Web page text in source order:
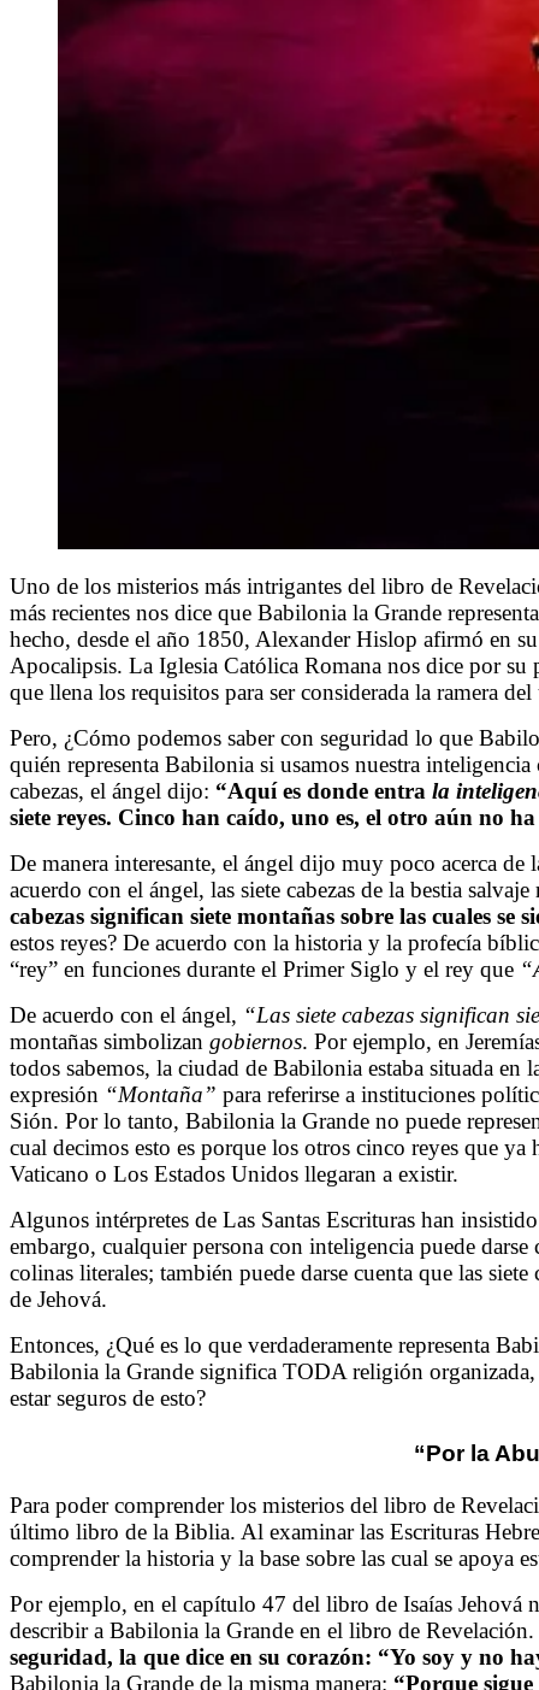
Uno de los misterios más intrigantes del libro de
más recientes nos dice que Babilonia la Grande
hecho, desde el año 1850, Alexander Hislop afirmó en
Apocalipsis. La Iglesia Católica Romana nos dice por su
que llena los requisitos para ser considerada la ramera
Pero, ¿Cómo podemos saber con seguridad lo que
quién representa Babilonia si usamos nuestra
cabezas, el ángel dijo: “Aquí es donde entra la
siete reyes. Cinco han caído, uno es, el otro aún no
De manera interesante, el ángel dijo muy poco acerca
acuerdo con el ángel, las siete cabezas de la bestia
cabezas significan siete montañas sobre las cuales se
estos reyes? De acuerdo con la historia y la profecía
“rey” en funciones durante el Primer Siglo y el rey que
De acuerdo con el ángel, “Las siete cabezas significan
montañas simbolizan gobiernos. Por ejemplo, en
todos sabemos, la ciudad de Babilonia estaba situada
expresión “Montaña” para referirse a instituciones
Sión. Por lo tanto, Babilonia la Grande no puede
cual decimos esto es porque los otros cinco reyes que
Vaticano o Los Estados Unidos llegaran a existir.
Algunos intérpretes de Las Santas Escrituras han
embargo, cualquier persona con inteligencia puede darse
colinas literales; también puede darse cuenta que las
de Jehová.
Entonces, ¿Qué es lo que verdaderamente representa
Babilonia la Grande significa TODA religión organizada,
estar seguros de esto?
“Por la
Para poder comprender los misterios del libro de
último libro de la Biblia. Al examinar las Escrituras
comprender la historia y la base sobre las cual se apoya
Por ejemplo, en el capítulo 47 del libro de Isaías Jehová
describir a Babilonia la Grande en el libro de
seguridad, la que dice en su corazón: “Yo soy y no
Babilonia la Grande de la misma manera: “Porque